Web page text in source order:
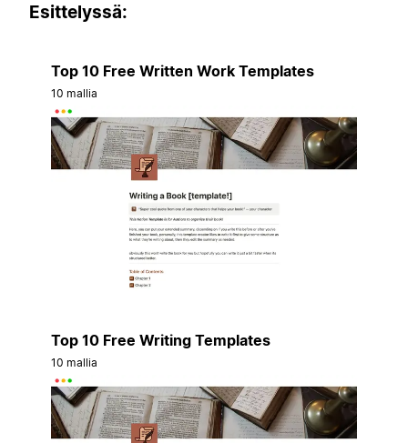
Esittelyssä:
Top 10 Free Written Work Templates
10 mallia
Top 10 Free Writing Templates
10 mallia